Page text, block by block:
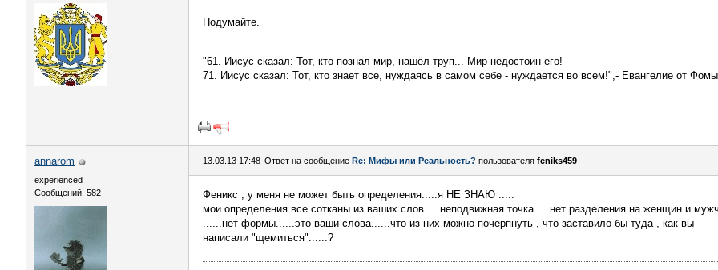
Подумайте.
"61. Иисус сказал: Тот, кто познал мир, нашёл труп... Мир недостоин его!
71. Иисус сказал: Тот, кто знает все, нуждаясь в самом себе - нуждается во всем!",- Евангелие от
annarom
experienced
Сообщений: 582
13.03.13 17:48 Ответ на сообщение Re: Мифы или Реальность? пользователя feniks459
Феникс , у меня не может быть определения.....я НЕ ЗНАЮ .....
мои определения все сотканы из ваших слов.....неподвижная точка.....нет разделения на женщин и
......нет формы......это ваши слова......что из них можно почерпнуть , что заставило бы туда , как вы
написали "щемиться"......?